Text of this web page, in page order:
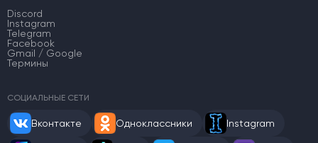
Discord
Instagram
Telegram
Facebook
Gmail / Google
Термины
СОЦИАЛЬНЫЕ СЕТИ
Вконтакте Одноклассники Instagram